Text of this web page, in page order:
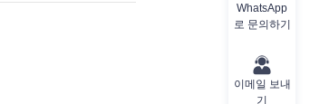
WhatsApp
로 문의하기
이메일 보내
기